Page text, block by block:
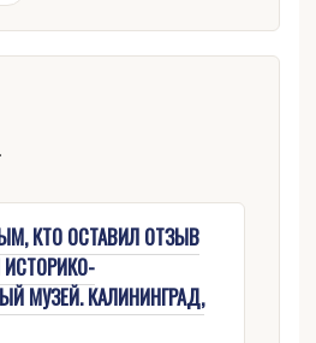
КТО ОСТАВИЛ ОТЗЫВ
МУЗЕЙ. КАЛИНИНГРАД,